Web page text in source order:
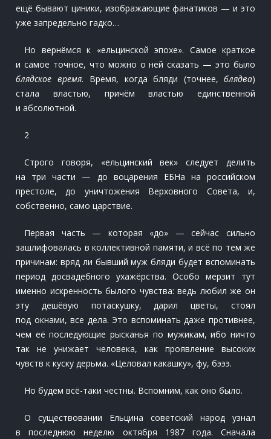
ещё бывают циники, изображающие фанатиков — и это
уже запредельно гадко…
Но вернёмся к «ельцинской эпохе». Самое краткое
и самое точное, что можно о ней сказать — это было
блядское время. Время, когда бляди (точнее, блядва)
стала властью, причём властью единственной
и абсолютной.
2
Строго говоря, «ельцинский век» следует делить
на три части — до воцарения ЕБНа на российском
престоле, до уничтожения Верховного Совета, и,
собственно, само царствие.
Первая часть — которая «до» — сейчас сильно
зашлифовалась в коллективной памяти, и всё по тем же
причинам: вряд ли бывший муж бляди будет вспоминать
период досвадебного ухажёрства. Особо мерзит тут
именно искренность былого чувства: ведь любил же он
эту дешёвую потаскушку, дарил цветы, стоял
под окнами, все дела. Это вспоминать даже противнее,
чем её последующие рысканья по мужикам, ибо ничто
так не унижает человека, как проявление высоких
чувств к куску дерьма. «Целовал какашку», фу, бэээ.
Но будем всё-таки честны. Вспомним, как оно было.
О существовании Ельцина советский народ узнал
в последнюю неделю октября 1987 года. Сначала